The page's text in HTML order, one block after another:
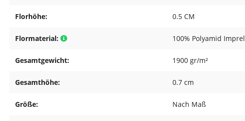
Florhöhe: 0.5 CM
Flormaterial: 100% Polyamid Imprel
Gesamtgewicht: 1900 gr/m²
Gesamthöhe: 0.7 cm
Größe: Nach Maß